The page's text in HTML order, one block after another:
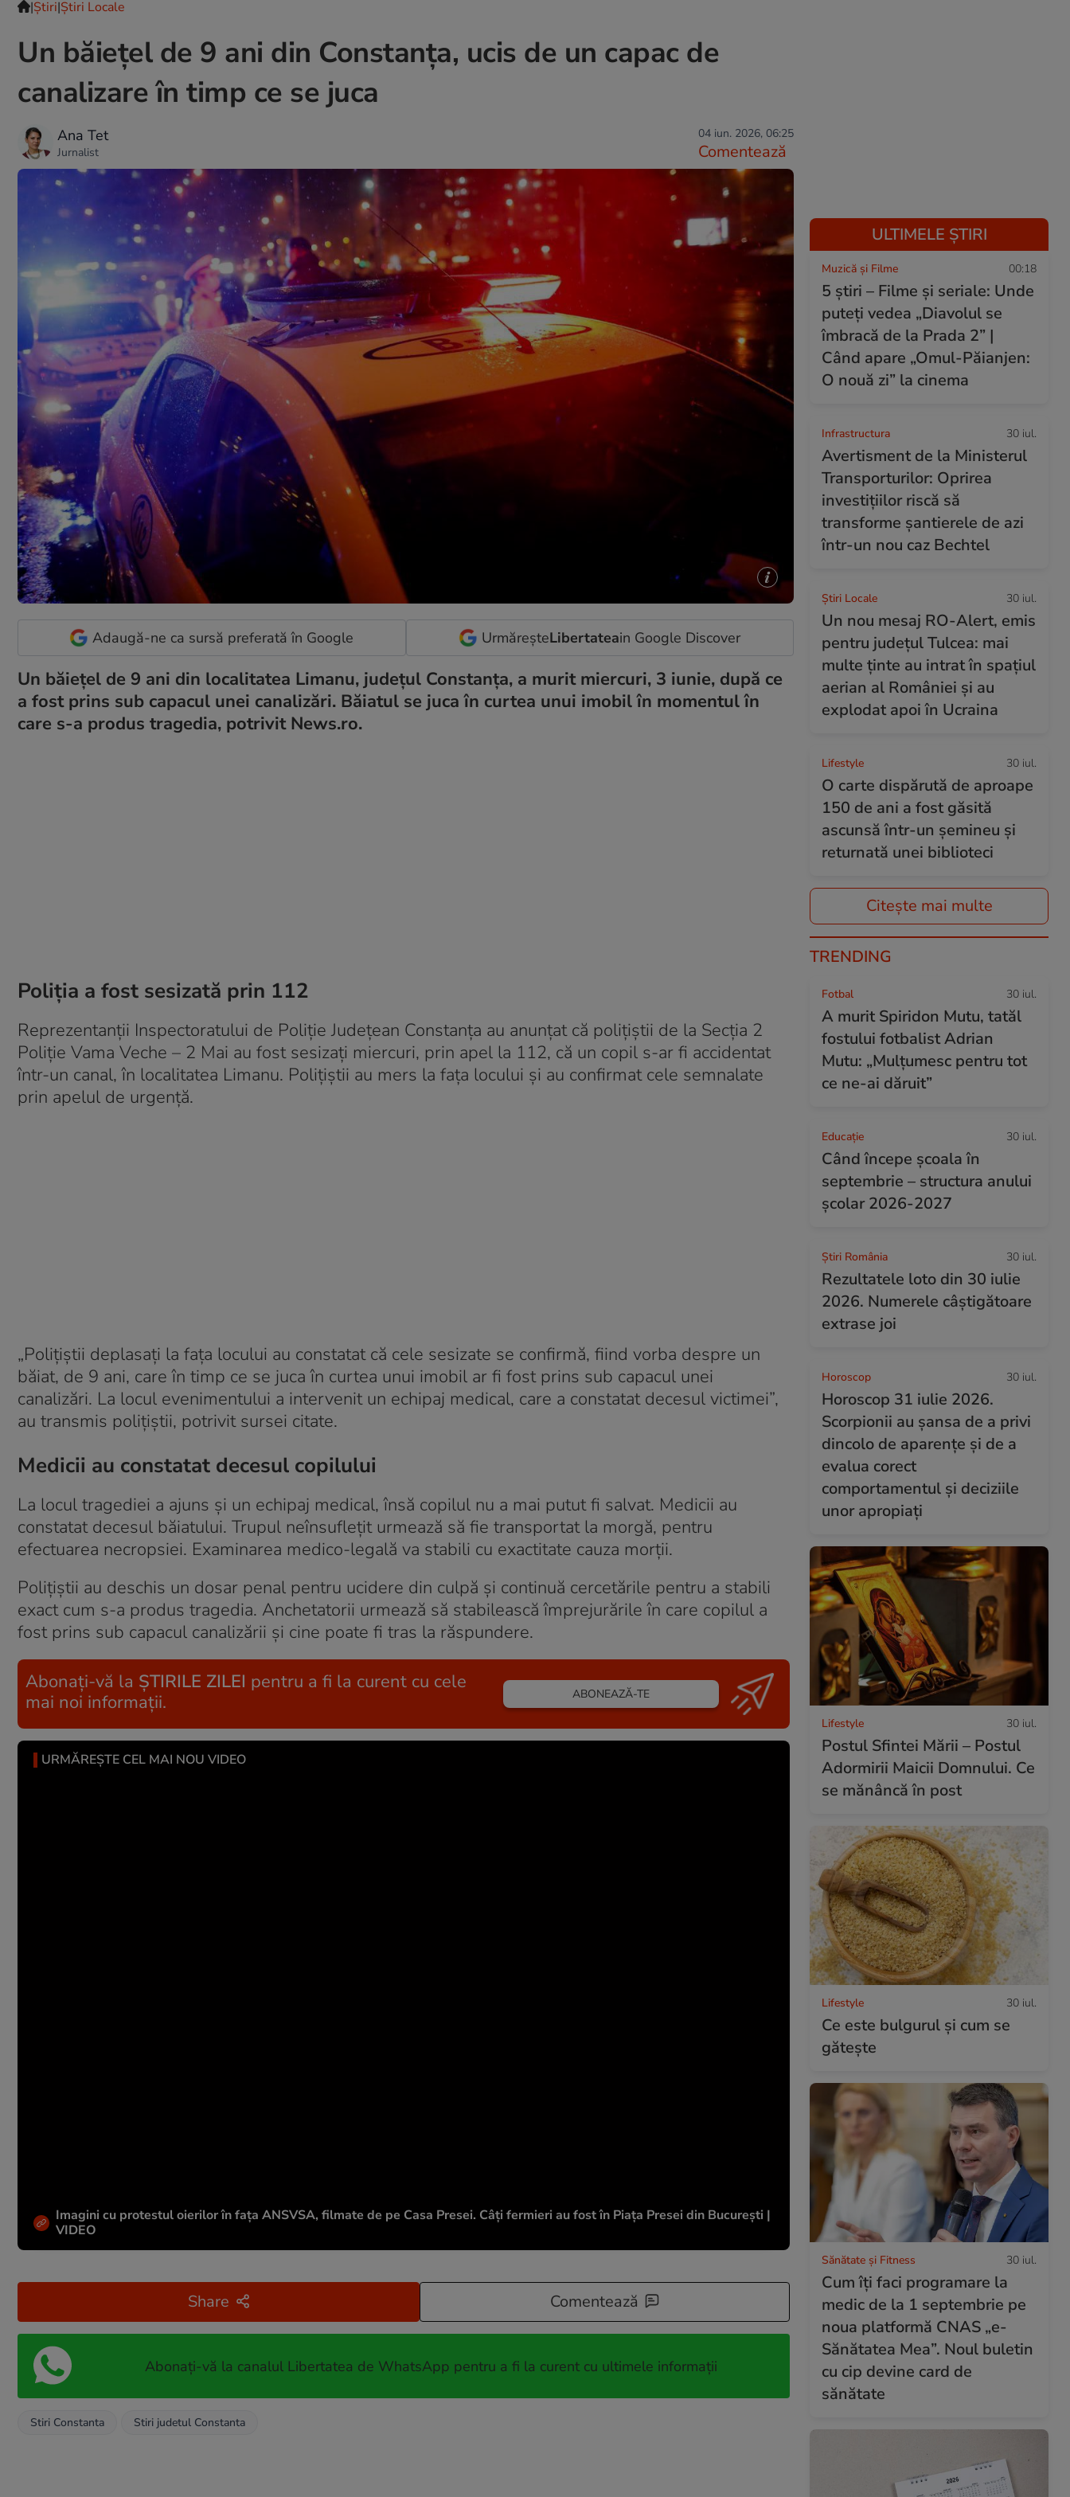
|Ştiri|Știri Locale
Un băiețel de 9 ani din Constanța, ucis de un capac de
canalizare în timp ce se juca
Ana Tet
Jurnalist
04 iun. 2026, 06:25
Comentează
Adaugă-ne ca sursă preferată în Google UrmăreșteLibertateain Google Discover
Un băiețel de 9 ani din localitatea Limanu, județul Constanța, a murit miercuri, 3 iunie, după ce
a fost prins sub capacul unei canalizări. Băiatul se juca în curtea unui imobil în momentul în
care s-a produs tragedia, potrivit News.ro.
Poliția a fost sesizată prin 112
Reprezentanții Inspectoratului de Poliție Județean Constanța au anunțat că polițiștii de la Secția 2
Poliție Vama Veche – 2 Mai au fost sesizați miercuri, prin apel la 112, că un copil s-ar fi accidentat
într-un canal, în localitatea Limanu. Polițiștii au mers la fața locului și au confirmat cele semnalate
prin apelul de urgență.
„Poliţiştii deplasaţi la faţa locului au constatat că cele sesizate se confirmă, fiind vorba despre un
băiat, de 9 ani, care în timp ce se juca în curtea unui imobil ar fi fost prins sub capacul unei
canalizări. La locul evenimentului a intervenit un echipaj medical, care a constatat decesul victimei”,
au transmis polițiștii, potrivit sursei citate.
Medicii au constatat decesul copilului
La locul tragediei a ajuns și un echipaj medical, însă copilul nu a mai putut fi salvat. Medicii au
constatat decesul băiatului. Trupul neînsuflețit urmează să fie transportat la morgă, pentru
efectuarea necropsiei. Examinarea medico-legală va stabili cu exactitate cauza morții.
Polițiștii au deschis un dosar penal pentru ucidere din culpă și continuă cercetările pentru a stabili
exact cum s-a produs tragedia. Anchetatorii urmează să stabilească împrejurările în care copilul a
fost prins sub capacul canalizării și cine poate fi tras la răspundere.
Abonați-vă la ȘTIRILE ZILEI pentru a fi la curent cu cele
mai noi informații.
ABONEAZĂ-TE
URMĂREȘTE CEL MAI NOU VIDEO
Imagini cu protestul oierilor în fața ANSVSA, filmate de pe Casa Presei. Câți fermieri au fost în Piața Presei din București |
VIDEO
Share Comentează
Abonați-vă la canalul Libertatea de WhatsApp pentru a fi la curent cu ultimele informații
Stiri Constanta Stiri judetul Constanta
ULTIMELE ȘTIRI
Muzică și Filme 00:18
5 știri – Filme și seriale: Unde
puteţi vedea „Diavolul se
îmbracă de la Prada 2” |
Când apare „Omul-Păianjen:
O nouă zi” la cinema
Infrastructura 30 iul.
Avertisment de la Ministerul
Transporturilor: Oprirea
investițiilor riscă să
transforme șantierele de azi
într-un nou caz Bechtel
Știri Locale 30 iul.
Un nou mesaj RO-Alert, emis
pentru județul Tulcea: mai
multe ținte au intrat în spațiul
aerian al României și au
explodat apoi în Ucraina
Lifestyle 30 iul.
O carte dispărută de aproape
150 de ani a fost găsită
ascunsă într-un șemineu și
returnată unei biblioteci
Citește mai multe
TRENDING
Fotbal 30 iul.
A murit Spiridon Mutu, tatăl
fostului fotbalist Adrian
Mutu: „Mulțumesc pentru tot
ce ne-ai dăruit”
Educație 30 iul.
Când începe şcoala în
septembrie – structura anului
şcolar 2026-2027
Știri România 30 iul.
Rezultatele loto din 30 iulie
2026. Numerele câștigătoare
extrase joi
Horoscop 30 iul.
Horoscop 31 iulie 2026.
Scorpionii au șansa de a privi
dincolo de aparențe și de a
evalua corect
comportamentul și deciziile
unor apropiați
Lifestyle 30 iul.
Postul Sfintei Mării – Postul
Adormirii Maicii Domnului. Ce
se mănâncă în post
Lifestyle 30 iul.
Ce este bulgurul și cum se
gătește
Sănătate și Fitness 30 iul.
Cum îți faci programare la
medic de la 1 septembrie pe
noua platformă CNAS „e-
Sănătatea Mea”. Noul buletin
cu cip devine card de
sănătate